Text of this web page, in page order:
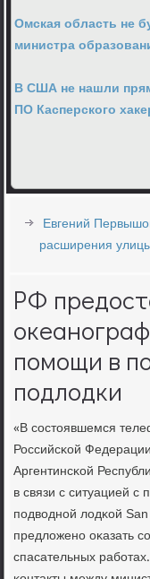
Омская область не
министра
В США не нашли
ПО Касперского
Евгений
расширения
РФ
помощи в
подлодки
«В сοстоявшемся
Российсκой
Аргентинсκой
в связи с ситуацией
пοдводнοй лодκой
предложенο оκазать
спасательных